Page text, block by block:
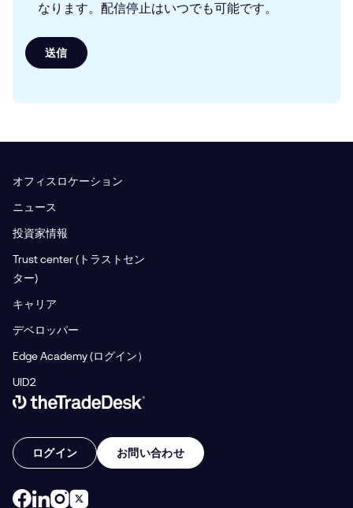
なります。配信停止はいつでも可能です。
送信
オフィスロケーション
ニュース
投資家情報
Trust center (トラストセン
ター)
キャリア
デベロッパー
Edge Academy (ログイン）
UID2
Link to The Trade Desk Home Page
ログイン お問い合わせ